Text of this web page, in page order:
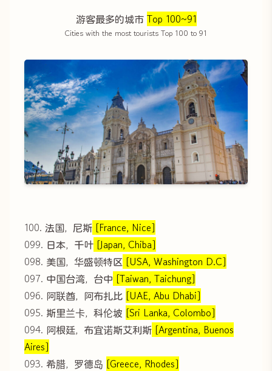
游客最多的城市 Top 100~91
Cities with the most tourists Top 100 to 91
100. 法国，尼斯 [France, Nice]
099. 日本，千叶 [Japan, Chiba]
098. 美国，华盛顿特区 [USA, Washington D.C]
097. 中国台湾，台中 [Taiwan, Taichung]
096. 阿联酋，阿布扎比 [UAE, Abu Dhabi]
095. 斯里兰卡，科伦坡 [Sri Lanka, Colombo]
094. 阿根廷，布宜诺斯艾利斯 [Argentina, Buenos
Aires]
093. 希腊，罗德岛 [Greece, Rhodes]